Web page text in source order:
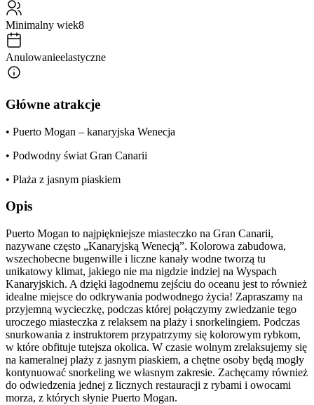
Minimalny wiek8
Anulowanieelastyczne
Główne atrakcje
• Puerto Mogan – kanaryjska Wenecja
• Podwodny świat Gran Canarii
• Plaża z jasnym piaskiem
Opis
Puerto Mogan to najpiękniejsze miasteczko na Gran Canarii,
nazywane często „Kanaryjską Wenecją”. Kolorowa zabudowa,
wszechobecne bugenwille i liczne kanały wodne tworzą tu
unikatowy klimat, jakiego nie ma nigdzie indziej na Wyspach
Kanaryjskich. A dzięki łagodnemu zejściu do oceanu jest to również
idealne miejsce do odkrywania podwodnego życia! Zapraszamy na
przyjemną wycieczkę, podczas której połączymy zwiedzanie tego
uroczego miasteczka z relaksem na plaży i snorkelingiem. Podczas
snurkowania z instruktorem przypatrzymy się kolorowym rybkom,
w które obfituje tutejsza okolica. W czasie wolnym zrelaksujemy się
na kameralnej plaży z jasnym piaskiem, a chętne osoby będą mogły
kontynuować snorkeling we własnym zakresie. Zachęcamy również
do odwiedzenia jednej z licznych restauracji z rybami i owocami
morza, z których słynie Puerto Mogan.